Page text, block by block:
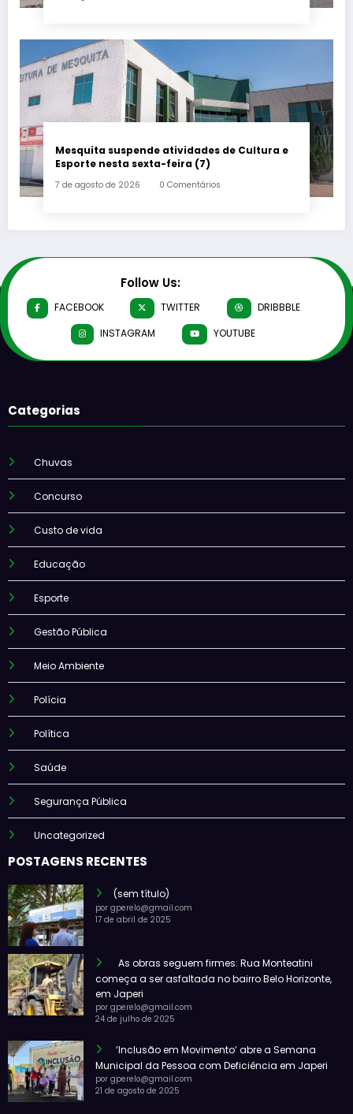
Mesquita suspende atividades de Cultura e
Esporte nesta sexta-feira (7)
7 de agosto de 2026 0 Comentários
Follow Us:
FACEBOOK TWITTER
DRIBBBLE
INSTAGRAM
YOUTUBE
Categorias
Chuvas
Concurso
Custo de vida
Educação
Esporte
Gestão Pública
Meio Ambiente
Polícia
Política
Saúde
Segurança Pública
Uncategorized
POSTAGENS RECENTES
(sem título)
por gperelo@gmail.com
17 de abril de 2025
As obras seguem firmes: Rua Monteatini
começa a ser asfaltada no bairro Belo Horizonte,
em Japeri
por gperelo@gmail.com
24 de julho de 2025
‘Inclusão em Movimento’ abre a Semana
Municipal da Pessoa com Deficiência em Japeri
por gperelo@gmail.com
21 de agosto de 2025